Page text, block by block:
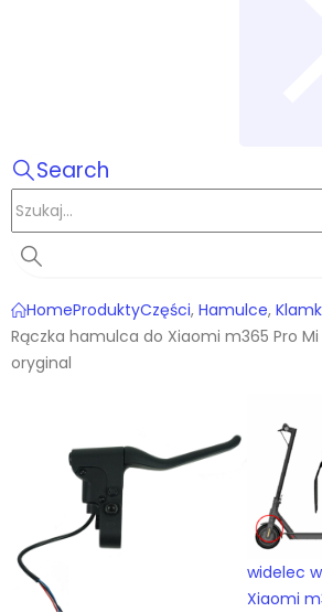
Search
HomeProduktyCzęści, Hamulce,
Rączka hamulca do Xiaomi m365 Pro Mi
oryginal
widelec
Xiaomi